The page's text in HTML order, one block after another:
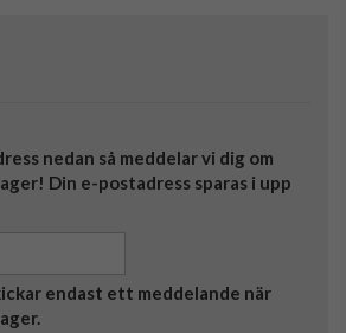
nedan så meddelar vi dig om
Din e-postadress sparas i upp
endast ett meddelande när